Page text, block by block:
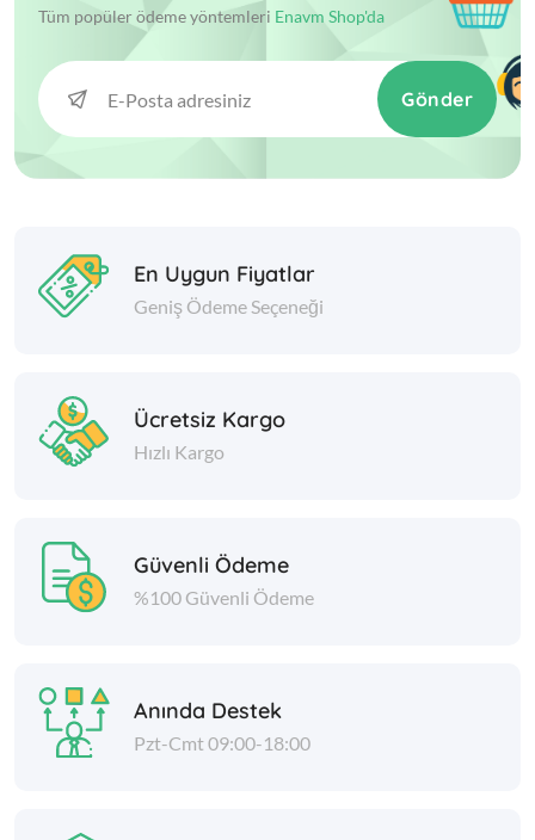
Tüm popüler ödeme yöntemleri Enavm Shop'da
Gönder
En Uygun Fiyatlar
Geniş Ödeme Seçeneği
Ücretsiz Kargo
Hızlı Kargo
Güvenli Ödeme
%100 Güvenli Ödeme
Anında Destek
Pzt-Cmt 09:00-18:00